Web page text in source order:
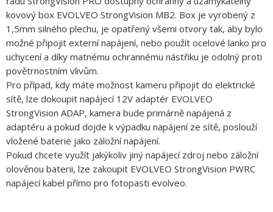
kovový box EVOLVEO StrongVision MB2. Box je vyrobený z
1,5mm silného plechu, je opatřený všemi otvory tak, aby bylo
možné připojit externí napájení, nebo použít ocelové lanko pro
uchycení a díky matnému ochrannému nástřiku je odolný proti
povětrnostním vlivům.
Pro případ, kdy máte možnost kameru připojit do elektrické
sítě, lze dokoupit napájecí 12V adaptér EVOLVEO
StrongVision ADAP, kamera bude primárně napájená z
adaptéru a pokud dojde k výpadku napájení ze sítě, poslouží
vložené baterie jako záložní napájení.
Pokud chcete využít jakýkoliv jiný napájecí zdroj nebo záložní
olověnou baterii, lze zakoupit EVOLVEO StrongVision PWRC
napájecí kabel přímo pro fotopasti evolveo.